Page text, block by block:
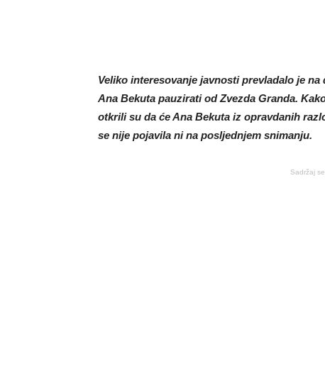
Veliko interesovanje javnosti prevladalo je
Ana Bekuta pauzirati od Zvezda Granda.
otkrili su da će Ana Bekuta iz opravdanih
se nije pojavila ni na posljednjem snimanju.
Sadržaj